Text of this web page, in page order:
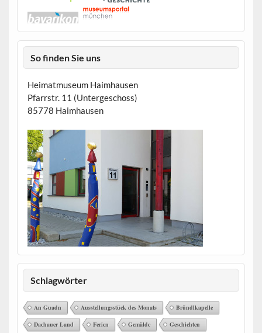
So finden Sie uns
Heimatmuseum Haimhausen
Pfarrstr. 11 (Untergeschoss)
85778 Haimhausen
Schlagwörter
An Guadn Ausstellungsstück des Monats Bründlkapelle
Dachauer Land Ferien Gemälde Geschichten